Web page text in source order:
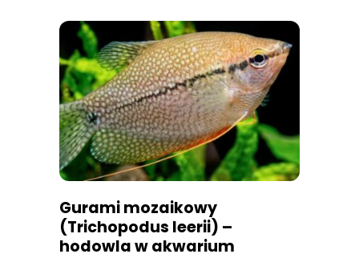
Gurami mozaikowy
(Trichopodus leerii) –
hodowla w akwarium